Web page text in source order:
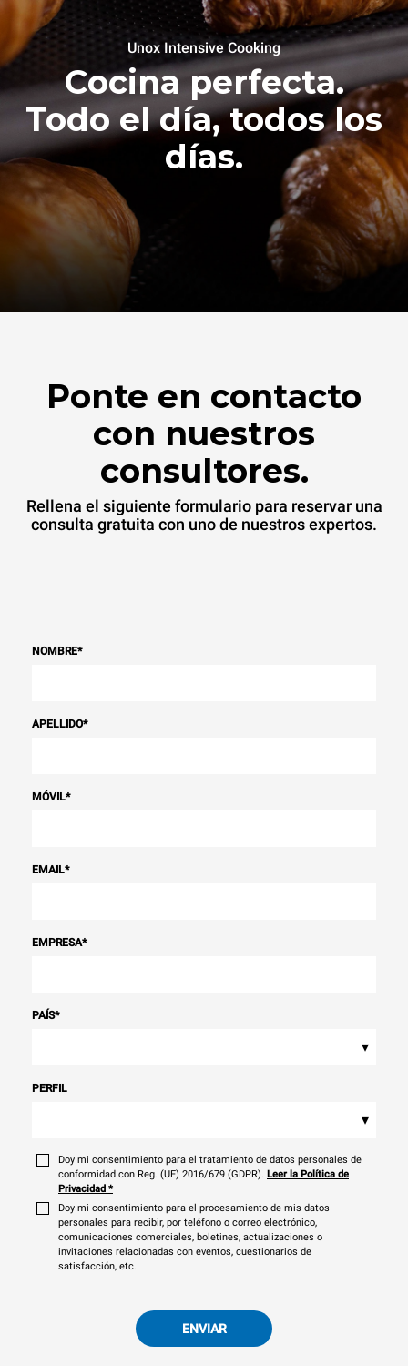
Unox Intensive Cooking
Cocina perfecta.
Todo el día, todos los
días.
Ponte en contacto
con nuestros
consultores.
Rellena el siguiente formulario para reservar una
consulta gratuita con uno de nuestros expertos.
NOMBRE*
APELLIDO*
MÓVIL*
EMAIL*
EMPRESA*
PAÍS*
▾
PERFIL
▾
Doy mi consentimiento para el tratamiento de datos personales de
conformidad con Reg. (UE) 2016/679 (GDPR). Leer la Política de
Privacidad *
Doy mi consentimiento para el procesamiento de mis datos
personales para recibir, por teléfono o correo electrónico,
comunicaciones comerciales, boletines, actualizaciones o
invitaciones relacionadas con eventos, cuestionarios de
satisfacción, etc.
ENVIAR